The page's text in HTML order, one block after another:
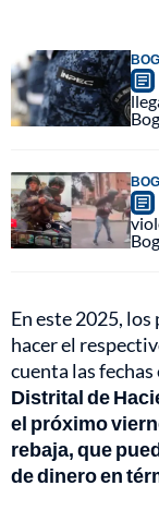
En este 2025,
hacer el
cuenta las
Distrital de
el próximo
rebaja, que
de dinero en